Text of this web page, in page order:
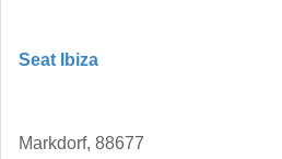
Seat Ibiza
Markdorf, 88677